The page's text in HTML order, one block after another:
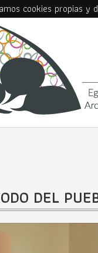
cookies propias y
DEL